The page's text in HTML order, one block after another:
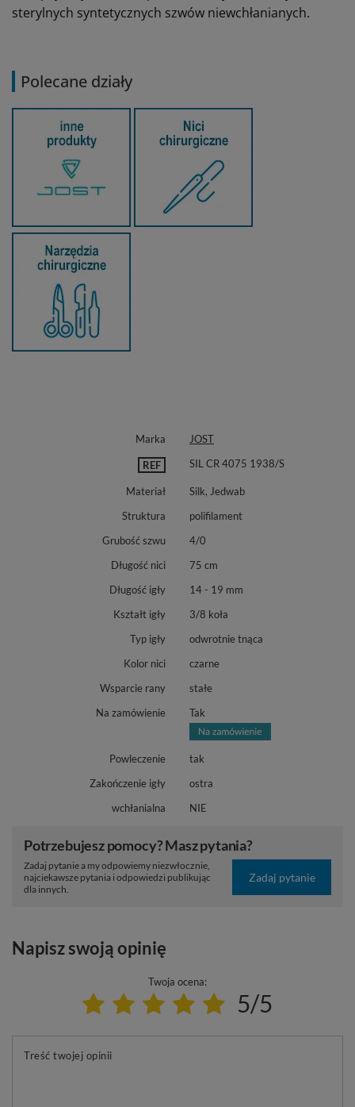
sterylnych syntetycznych szwów niewchłanianych.
Polecane działy
Marka JOST
REF SIL CR 4075 1938/S
Materiał
Silk, Jedwab
Struktura
polifilament
Grubość szwu
4/0
Długość nici
75 cm
Długość igły
14 - 19 mm
Kształt igły
3/8 koła
Typ igły
odwrotnie tnąca
Kolor nici
czarne
Wsparcie rany
stałe
Na zamówienie
Tak
Powleczenie
tak
Zakończenie igły
ostra
wchłanialna
NIE
Potrzebujesz pomocy? Masz pytania?
Zadaj pytanie a my odpowiemy niezwłocznie,
najciekawsze pytania i odpowiedzi publikując
dla innych.
Zadaj pytanie
Napisz swoją opinię
Twoja ocena:
5/5
Treść twojej opinii